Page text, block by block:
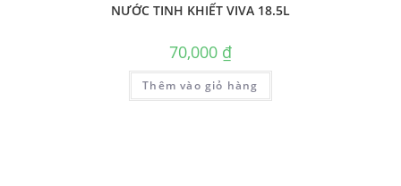
NƯỚC TINH KHIẾT VIVA 18.5L
70,000 ₫
Thêm vào giỏ hàng